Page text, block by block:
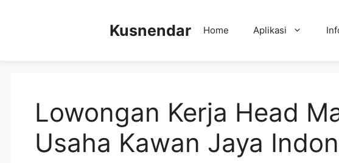
Kusnendar Home Aplikasi
Lowongan Kerja Head
Usaha Kawan Jaya